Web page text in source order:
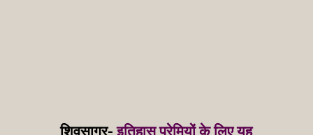
शिवसागर- इतिहास प्रेमियों के लिए यह